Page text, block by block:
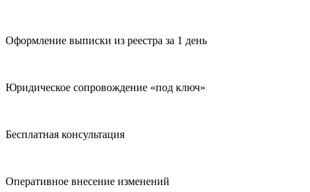
Оформление выписки из реестра за 1 день
Юридическое сопровождение «под ключ»
Бесплатная консультация
Оперативное внесение изменений